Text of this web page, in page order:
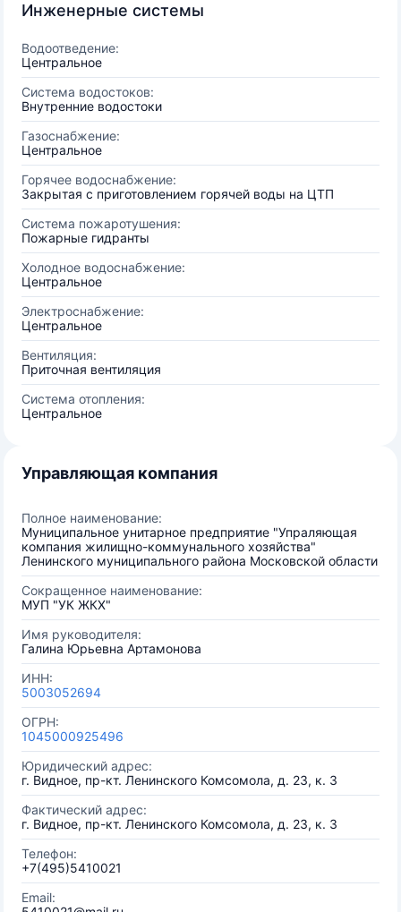
Инженерные системы
Водоотведение:
Центральное
Система водостоков:
Внутренние водостоки
Газоснабжение:
Центральное
Горячее водоснабжение:
Закрытая с приготовлением горячей воды на ЦТП
Система пожаротушения:
Пожарные гидранты
Холодное водоснабжение:
Центральное
Электроснабжение:
Центральное
Вентиляция:
Приточная вентиляция
Система отопления:
Центральное
Управляющая компания
Полное наименование:
Муниципальное унитарное предприятие "Упраляющая
компания жилищно-коммунального хозяйства"
Ленинского муниципального района Московской области
Сокращенное наименование:
МУП "УК ЖКХ"
Имя руководителя:
Галина Юрьевна Артамонова
ИНН:
5003052694
ОГРН:
1045000925496
Юридический адрес:
г. Видное, пр-кт. Ленинского Комсомола, д. 23, к. 3
Фактический адрес:
г. Видное, пр-кт. Ленинского Комсомола, д. 23, к. 3
Телефон:
+7(495)5410021
Email: